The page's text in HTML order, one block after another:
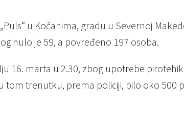
u Kočanima, gradu u Severnoj
je 59, a povređeno 197 osoba.
16. marta u 2.30, zbog upotrebe
tom trenutku, prema policiji, bilo oko 500